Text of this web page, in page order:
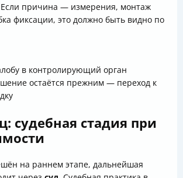
причина — измерения, монтаж
фиксации, это должно быть видно по
в контролирующий орган
остаётся прежним — переход к
судебная стадия при
на раннем этапе, дальнейшая